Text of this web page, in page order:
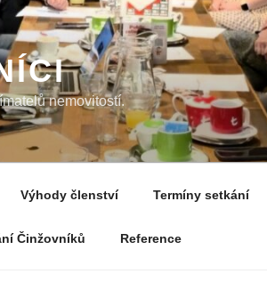
nemovitostí.
Výhody členství Termíny setkání
Činžovníků Reference